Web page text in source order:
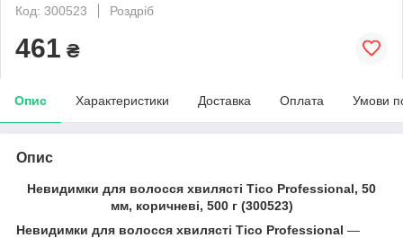
Код: 300523
Роздріб
461 ₴
Опис Характеристики Доставка Оплата Умови
Опис
Невидимки для волосся хвилясті Tico Professional, 50
мм, коричневі, 500 г (300523)
Невидимки для волосся хвилясті Tico Professional —